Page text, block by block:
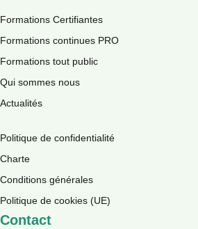
école à Bulle! Merci à Ecovie
Formations Certifiantes
Formations continues PRO
Formations tout public
Qui sommes nous
Actualités
Politique de confidentialité
Charte
Conditions générales
Politique de cookies (UE)
Contact